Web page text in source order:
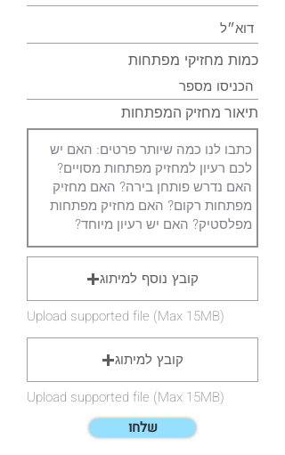
כמות מחזיקי מפתחות
תיאור מחזיק המפתחות
קובץ נוסף למיתוג
Upload supported file (Max 15MB)
קובץ למיתוג
Upload supported file (Max 15MB)
שלחו